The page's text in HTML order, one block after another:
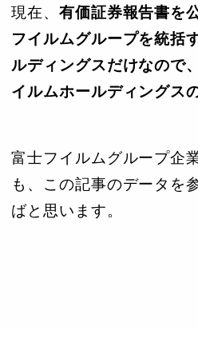
現在、 有価証券報告書を
フイルムグループを統括
ルディングスだけなので
イルムホールディングス
富士フイルムグループ企
も、この記事のデータを
ばと思います。